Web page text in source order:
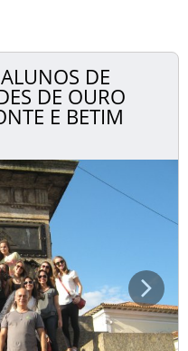
DE
DE OURO
E BETIM